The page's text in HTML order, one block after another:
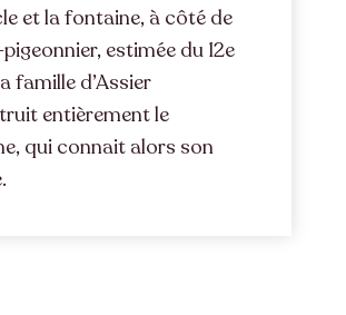
et la fontaine, à côté de
estimée du 12e
famille d’Assier
entièrement le
qui connait alors son